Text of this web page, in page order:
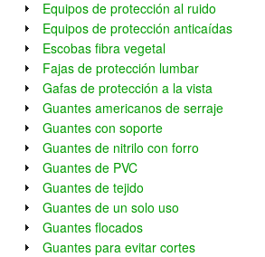
Equipos de protección al ruido
Equipos de protección anticaídas
Escobas fibra vegetal
Fajas de protección lumbar
Gafas de protección a la vista
Guantes americanos de serraje
Guantes con soporte
Guantes de nitrilo con forro
Guantes de PVC
Guantes de tejido
Guantes de un solo uso
Guantes flocados
Guantes para evitar cortes